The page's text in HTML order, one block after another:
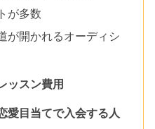
が多数
が開かれるオーディシ
ッスン費用
愛目当てで入会する人